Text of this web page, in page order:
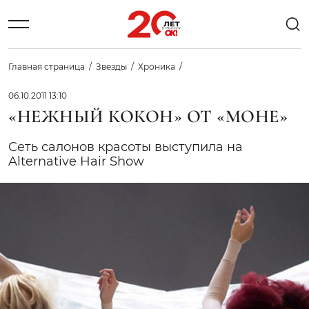
Главная страница Звезды Хроника
06.10.2011 13:10
«НЕЖНЫЙ КОКОН» ОТ «МОНЕ»
Сеть салонов красоты выступила на
Alternative Hair Show